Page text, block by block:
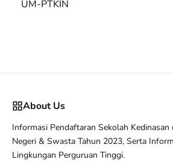
UM-PTKIN
About Us
Informasi Pendaftaran Sekolah
Negeri & Swasta Tahun 2023, Serta
Lingkungan Perguruan Tinggi.